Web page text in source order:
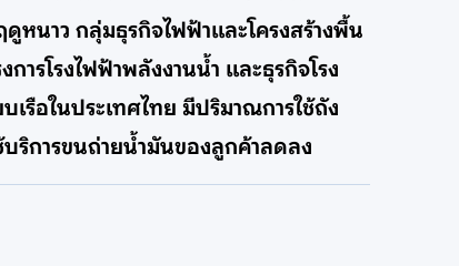
หนาว กลุ่มธุรกิจไฟฟ้าและโครงสร้างพื้น
รโรงไฟฟ้าพลังงานน้ำ และธุรกิจโรง
รือในประเทศไทย มีปริมาณการใช้ถัง
ริการขนถ่ายน้ำมันของลูกค้าลดลง